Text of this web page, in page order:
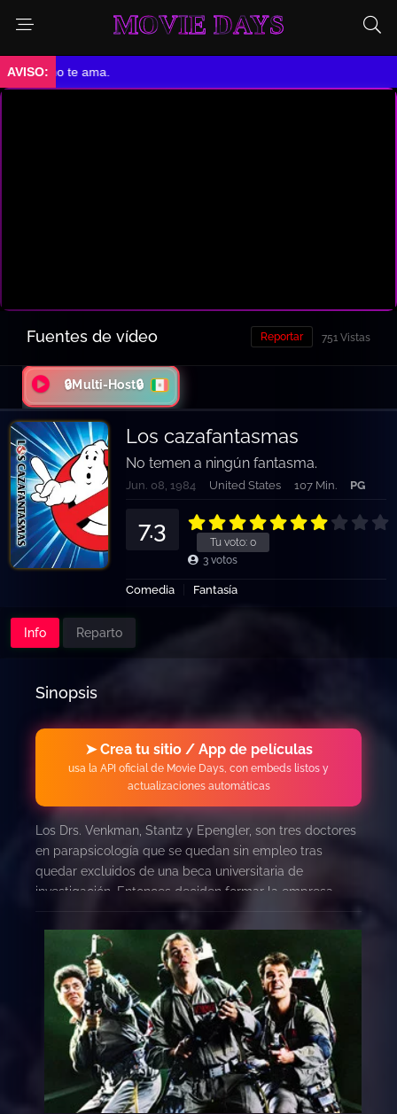
MOVIE DAYS
no te ama.
Fuentes de vídeo 751 Vistas
Reportar
🔒Multi-Host🔒
Los cazafantasmas
No temen a ningún fantasma.
Jun. 08, 1984 United States 107 Min. PG
Tu voto: 0
7.3
3 votos
Comedia Fantasía
Info Reparto
Sinopsis
➤ Crea tu sitio / App de películas
usa la API oficial de Movie Days, con embeds listos y
actualizaciones automáticas
Los Drs. Venkman, Stantz y Epengler, son tres doctores
en parapsicología que se quedan sin empleo tras
quedar excluidos de una beca universitaria de
investigación. Entonces deciden formar la empresa
«Los Cazafantasmas», dedicada a limpiar Nueva York
de ectoplasmas. El aumento repentino de apariciones
espectrales en la Gran Manzana será el presagio de la
llegada de un peligroso y poderoso demonio.